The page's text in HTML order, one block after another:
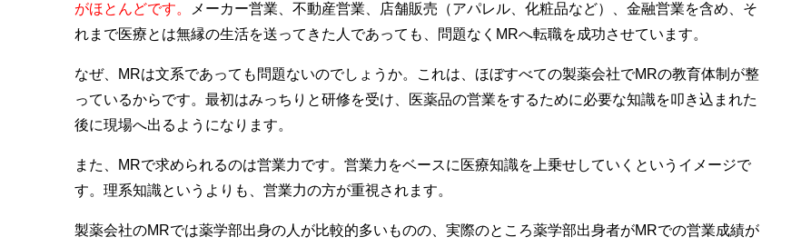
がほとんどです。
メーカー営業、不動産営業、店舗販売（アパレル、化粧品など）、金融営業を含め、そ
れまで医療とは無縁の生活を送ってきた人であっても、問題なくMRへ転職を成功させています。
なぜ、MRは文系であっても問題ないのでしょうか。これは、ほぼすべての製薬会社でMRの教育体制が整
っているからです。最初はみっちりと研修を受け、医薬品の営業をするために必要な知識を叩き込まれた
後に現場へ出るようになります。
また、MRで求められるのは営業力です。営業力をベースに医療知識を上乗せしていくというイメージで
す。理系知識というよりも、営業力の方が重視されます。
製薬会社のMRでは薬学部出身の人が比較的多いものの、実際のところ薬学部出身者がMRでの営業成績が